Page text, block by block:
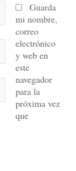
Guarda
mi nombre,
correo
electrónico
y web en
este
navegador
para la
próxima vez
que